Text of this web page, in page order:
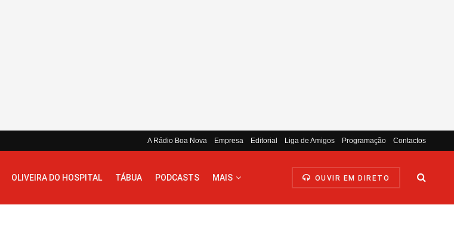
A Rádio Boa Nova Empresa Editorial Liga de Amigos Programação Contactos
OLIVEIRA DO HOSPITAL TÁBUA PODCASTS MAIS OUVIR EM DIRETO